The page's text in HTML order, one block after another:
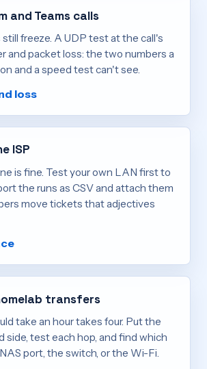
and Teams calls
still freeze. A UDP test at the call's
and packet loss: the two numbers a
and a speed test can't see.
loss
ISP
is fine. Test your own LAN first to
the runs as CSV and attach them
move tickets that adjectives
transfers
take an hour takes four. Put the
side, test each hop, and find which
port, the switch, or the Wi-Fi.